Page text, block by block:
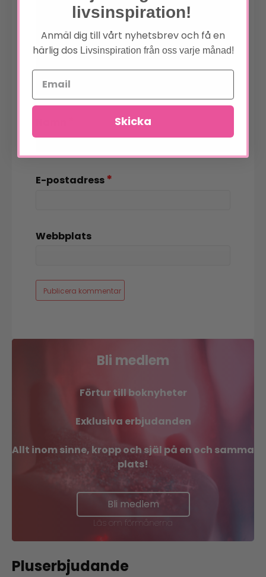
E-postadress*
Webbplats
Bli medlem
Förtur till boknyheter
Exklusiva erbjudanden
Allt inom sinne, kropp och själ på en och samma
plats!
Bli medlem
Läs om förmånerna
Pluserbjudande
livsinspiration!
Anmäl dig till vårt nyhetsbrev och få en
härlig dos Livsinspiration från oss varje månad!
Skicka